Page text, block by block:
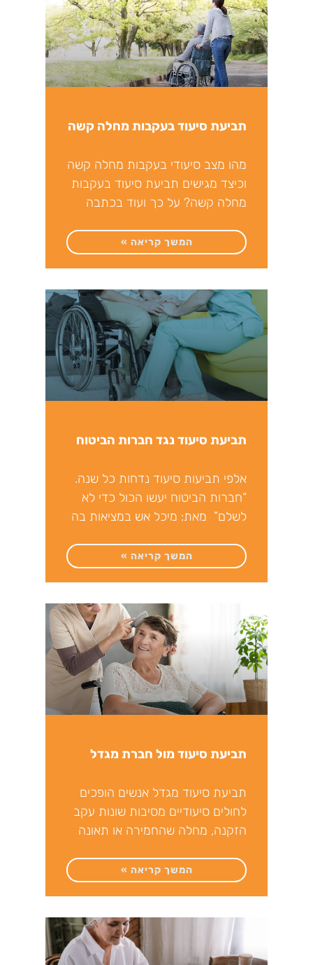
תביעת סיעוד בעקבות מחלה קשה
מהו מצב סיעודי בעקבות מחלה קשה
וכיצד מגישים תביעת סיעוד בעקבות
מחלה קשה? על כך ועוד בכתבה
המשך קריאה »
תביעת סיעוד נגד חברות הביטוח
אלפי תביעות סיעוד נדחות כל שנה.
“חברות הביטוח יעשו הכול כדי לא
לשלם” מאת: מיכל אש במציאות בה
המשך קריאה »
תביעת סיעוד מול חברת מגדל
תביעת סיעוד מגדל אנשים הופכים
לחולים סיעודיים מסיבות שונות עקב
הזקנה, מחלה שהחמירה או תאונה
המשך קריאה »